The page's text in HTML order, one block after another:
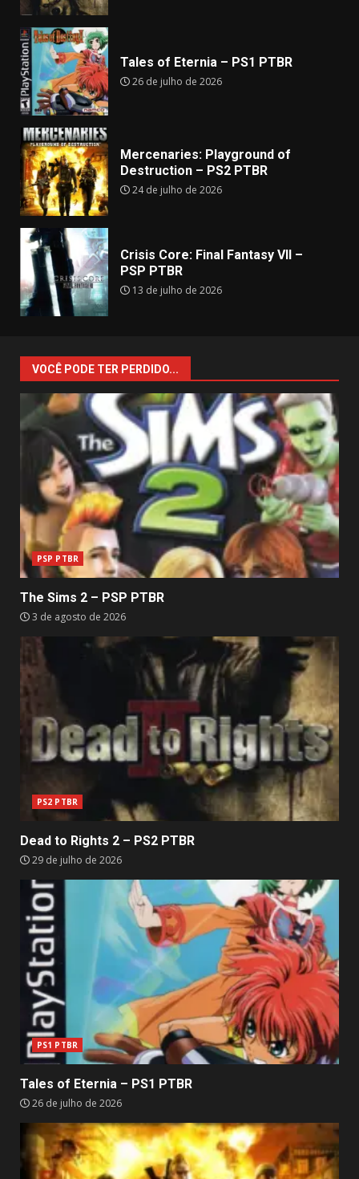
Tales of Eternia – PS1 PTBR
26 de julho de 2026
Mercenaries: Playground of
Destruction – PS2 PTBR
24 de julho de 2026
Crisis Core: Final Fantasy VII –
PSP PTBR
13 de julho de 2026
VOCÊ PODE TER PERDIDO...
PSP PTBR
The Sims 2 – PSP PTBR
3 de agosto de 2026
PS2 PTBR
Dead to Rights 2 – PS2 PTBR
29 de julho de 2026
PS1 PTBR
Tales of Eternia – PS1 PTBR
26 de julho de 2026